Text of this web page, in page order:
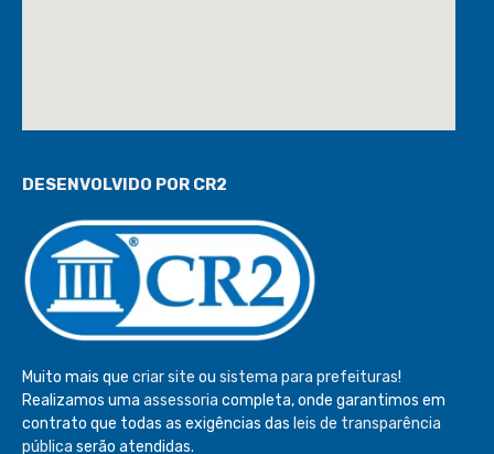
DESENVOLVIDO POR CR2
Muito mais que criar site ou sistema para prefeituras!
Realizamos uma assessoria completa, onde garantimos em
contrato que todas as exigências das leis de transparência
pública serão atendidas.